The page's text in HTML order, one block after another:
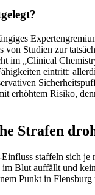
Studien zur
im „Clinical
eintritt:
erhöhtem Risiko,
Strafen
staffeln sich je
Blut auffällt und
Punkt in